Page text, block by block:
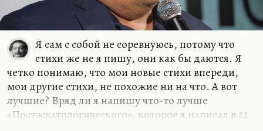
Я сам с собой не соревнуюсь, потому что
стихи же не я пишу, они как бы даются. Я
четко понимаю, что мои новые стихи впереди,
мои другие стихи, не похожие ни на что. А вот
лучшие? Вряд ли я напишу что-то лучше
«Постэсхатологического», которое я написал в 21